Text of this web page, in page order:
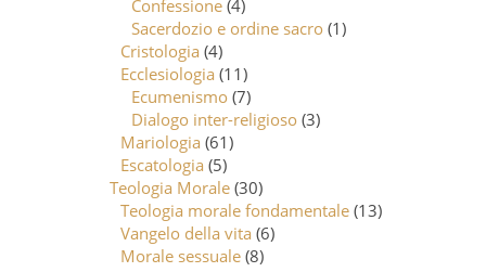
Confessione (4)
Sacerdozio e ordine sacro (1)
Cristologia (4)
Ecclesiologia (11)
Ecumenismo (7)
Dialogo inter-religioso (3)
Mariologia (61)
Escatologia (5)
Teologia Morale (30)
Teologia morale fondamentale (13)
Vangelo della vita (6)
Morale sessuale (8)